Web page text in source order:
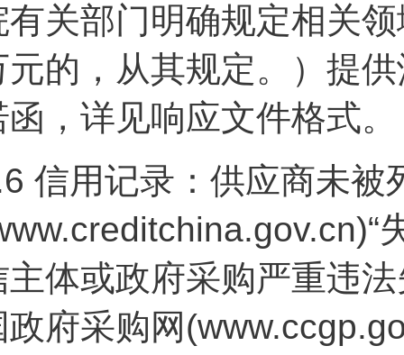
有关部门明确规定相关
元的，从其规定。）提
函，详见响应文件格式。
信用记录：供应商未被
主体或政府采购严重违
政府采购网